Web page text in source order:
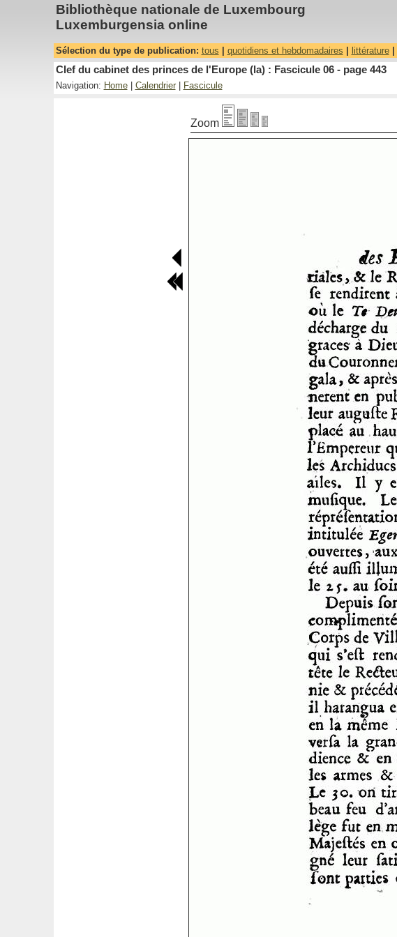
Bibliothèque nationale de Luxembourg
Luxemburgensia online
Sélection du type de publication: tous quotidiens et hebdomadaires littérature|
Clef du cabinet des princes de l'Europe (la) : Fascicule 06 - page 443
Navigation: Home| Calendrier| Fascicule
Zoom